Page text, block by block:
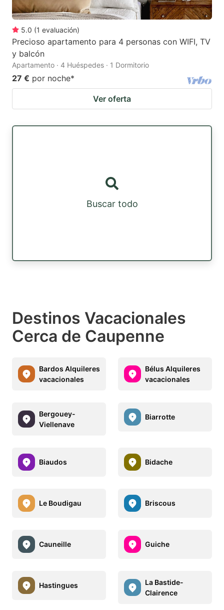
5.0 (1 evaluación)
Precioso apartamento para 4 personas con WIFI, TV
y balcón
Apartamento · 4 Huéspedes · 1 Dormitorio
27 € por noche*
Ver oferta
Buscar todo
Destinos Vacacionales
Cerca de Caupenne
Bardos Alquileres
vacacionales
Bélus Alquileres
vacacionales
Bergouey-
Viellenave
Biarrotte
Biaudos Bidache
Le Boudigau Briscous
Cauneille Guiche
Hastingues
La Bastide-
Clairence